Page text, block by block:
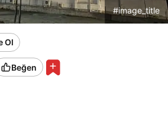
#image_title
Ol
Beğen